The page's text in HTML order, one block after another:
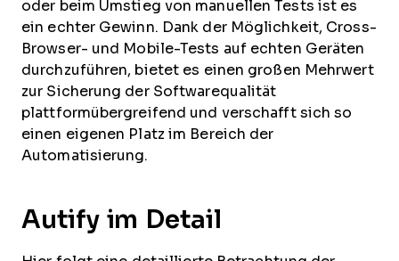
oder beim Umstieg von manuellen Tests ist es
ein echter Gewinn. Dank der Möglichkeit, Cross-
Browser- und Mobile-Tests auf echten Geräten
durchzuführen, bietet es einen großen Mehrwert
zur Sicherung der Softwarequalität
plattformübergreifend und verschafft sich so
einen eigenen Platz im Bereich der
Automatisierung.
Autify im Detail